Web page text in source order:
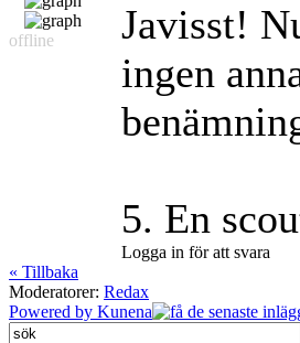
offline
Javisst!
ingen
5. En
Logga in för att svara
« Tillbaka
Moderatorer: Redax
Powered by Kunena